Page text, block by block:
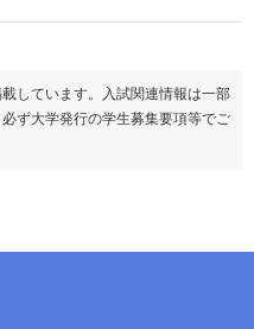
しています。入試関連情報は一部
ず大学発行の学生募集要項等でご